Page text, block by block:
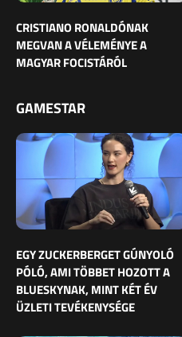
CRISTIANO RONALDÓNAK
MEGVAN A VÉLEMÉNYE A
MAGYAR FOCISTÁRÓL
GAMESTAR
EGY ZUCKERBERGET GÚNYOLÓ
PÓLÓ, AMI TÖBBET HOZOTT A
BLUESKYNAK, MINT KÉT ÉV
ÜZLETI TEVÉKENYSÉGE